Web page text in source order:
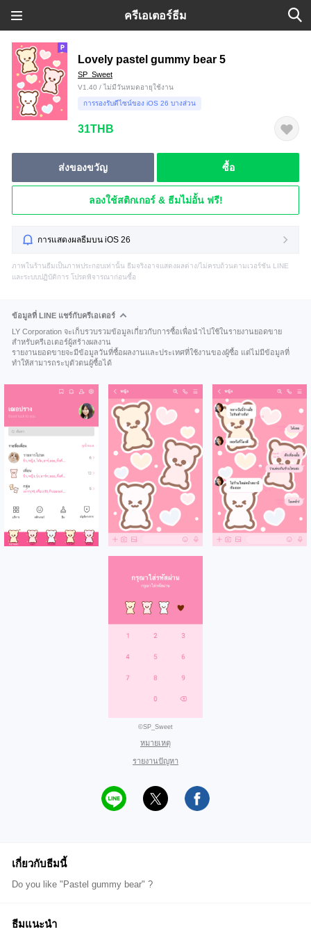
ครีเอเตอร์ธีม
Lovely pastel gummy bear 5
SP_Sweet
V1.40 / ไม่มีวันหมดอายุใช้งาน
การรองรับดีไซน์ของ iOS 26 บางส่วน
31THB
ส่งของขวัญ ซื้อ
ลองใช้สติกเกอร์ & ธีมไม่อั้น ฟรี!
การแสดงผลธีมบน iOS 26
ภาพในร้านธีมเป็นภาพประกอบเท่านั้น ธีมจริงอาจแสดงผลต่าง/ไม่ครบถ้วนตามเวอร์ชัน LINE
และระบบปฏิบัติการ โปรดพิจารณาก่อนซื้อ
ข้อมูลที่ LINE แชร์กับครีเอเตอร์
LY Corporation จะเก็บรวบรวมข้อมูลเกี่ยวกับการซื้อเพื่อนำไปใช้ในรายงานยอดขาย
สำหรับครีเอเตอร์ผู้สร้างผลงาน
รายงานยอดขายจะมีข้อมูลวันที่ซื้อผลงานและประเทศที่ใช้งานของผู้ซื้อ แต่ไม่มีข้อมูลที่
ทำให้สามารถระบุตัวตนผู้ซื้อได้
©SP_Sweet
หมายเหตุ
รายงานปัญหา
เกี่ยวกับธีมนี้
Do you like "Pastel gummy bear" ?
ธีมแนะนำ